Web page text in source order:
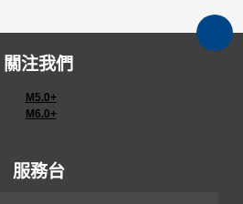
關注我們
M5.0+
M6.0+
服務台